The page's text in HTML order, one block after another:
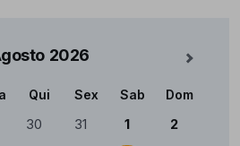
2026 Mês
Qui Sex Sab Dom
30 31 1 2